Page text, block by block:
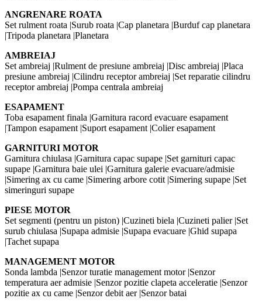
ANGRENARE ROATA
Set rulment roata |Surub roata |Cap planetara |Burduf cap planetara
|Tripoda planetara |Planetara
AMBREIAJ
Set ambreiaj |Rulment de presiune ambreiaj |Disc ambreiaj |Placa
presiune ambreiaj |Cilindru receptor ambreiaj |Set reparatie cilindru
receptor ambreiaj |Pompa centrala ambreiaj
ESAPAMENT
Toba esapament finala |Garnitura racord evacuare esapament
|Tampon esapament |Suport esapament |Colier esapament
GARNITURI MOTOR
Garnitura chiulasa |Garnitura capac supape |Set garnituri capac
supape |Garnitura baie ulei |Garnitura galerie evacuare/admisie
|Simering ax cu came |Simering arbore cotit |Simering supape |Set
simeringuri supape
PIESE MOTOR
Set segmenti (pentru un piston) |Cuzineti biela |Cuzineti palier |Set
surub chiulasa |Supapa admisie |Supapa evacuare |Ghid supapa
|Tachet supapa
MANAGEMENT MOTOR
Sonda lambda |Senzor turatie management motor |Senzor
temperatura aer admisie |Senzor pozitie clapeta acceleratie |Senzor
pozitie ax cu came |Senzor debit aer |Senzor batai